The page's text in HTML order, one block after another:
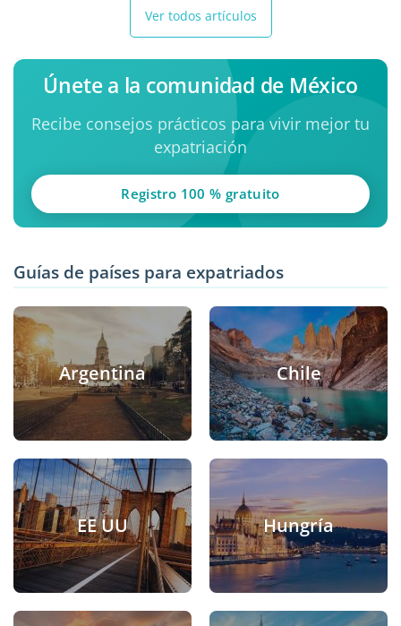
Ver todos artículos
Únete a la comunidad de México
Recibe consejos prácticos para vivir mejor tu
expatriación
Registro 100 % gratuito
Guías de países para expatriados
Argentina Chile
EE UU Hungría